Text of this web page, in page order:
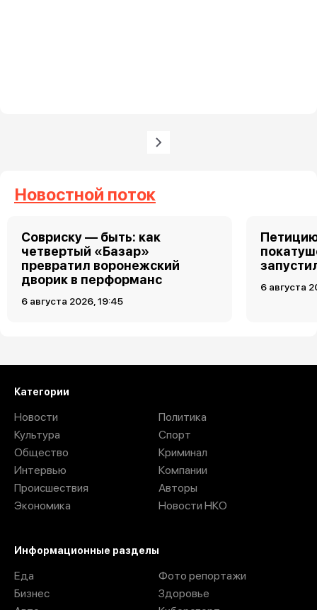
Следующая страница
Новостной поток
Совриску — быть: как
четвертый «Базар»
превратил воронежский
дворик в перформанс
6 августа 2026, 19:45
6 августа
Категории
Новости
Культура
Общество
Интервью
Происшествия
Экономика
Политика
Спорт
Криминал
Компании
Авторы
Новости НКО
Информационные разделы
Еда
Бизнес
Фото репортажи
Здоровье